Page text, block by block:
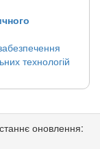
технологій
оновлення: